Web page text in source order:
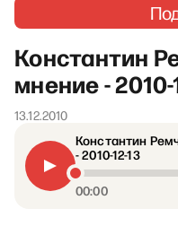
Константин
мнение - 2010-
13.12.2010
Константин
- 2010-12-13
00:00